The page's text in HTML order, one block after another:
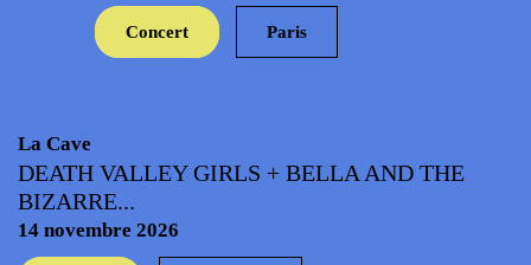
Concert Paris
La Cave
DEATH VALLEY GIRLS + BELLA AND THE
BIZARRE...
14 novembre 2026